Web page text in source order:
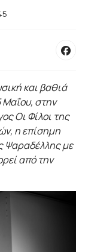
και βαθιά
Μαΐου, στην
Οι Φίλοι της
η επίσημη
Ψαραδέλλης με
από την